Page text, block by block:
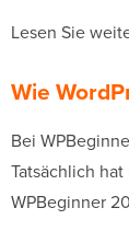
Lesen Sie
Wie
Bei
Tatsächlich hat
WPBeginner